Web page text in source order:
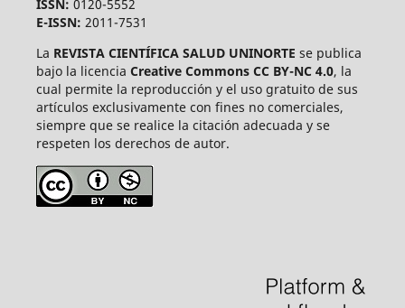
ISSN: 0120-5552
E-ISSN: 2011-7531
La REVISTA CIENTÍFICA SALUD UNINORTE se publica
bajo la licencia Creative Commons CC BY-NC 4.0, la
cual permite la reproducción y el uso gratuito de sus
artículos exclusivamente con fines no comerciales,
siempre que se realice la citación adecuada y se
respeten los derechos de autor.